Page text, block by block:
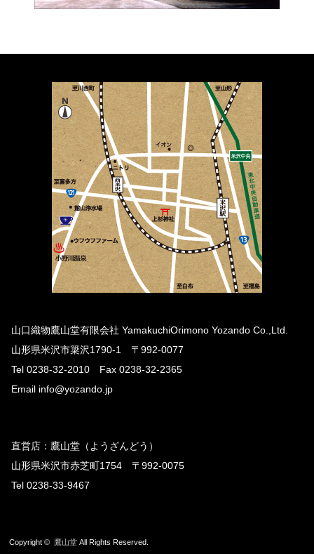
山口織物鷹山堂有限会社 YamakuchiOrimono Yozando Co.,Ltd.
山形県米沢市簗沢1790-1 〒992-0077
Tel 0238-32-2010 Fax 0238-32-2365
Email info@yozando.jp
直営店：鷹山堂（ようざんどう）
山形県米沢市赤芝町1754 〒992-0075
Tel 0238-33-9467
Copyright © 鷹山堂 All Rights Reserved.